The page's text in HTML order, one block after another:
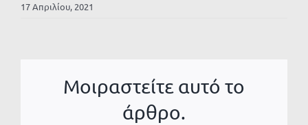
17 Απριλίου, 2021
Μοιραστείτε αυτό το
άρθρο.